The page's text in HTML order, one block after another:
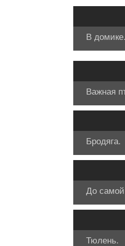
В домике.
Важная
Бродяга.
До самой
Тюлень.